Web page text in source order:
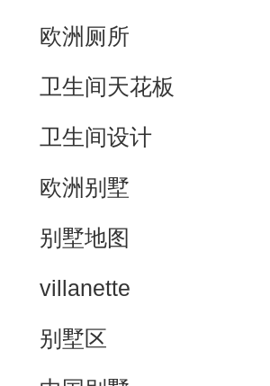
欧洲厕所
卫生间天花板
卫生间设计
欧洲别墅
别墅地图
villanette
别墅区